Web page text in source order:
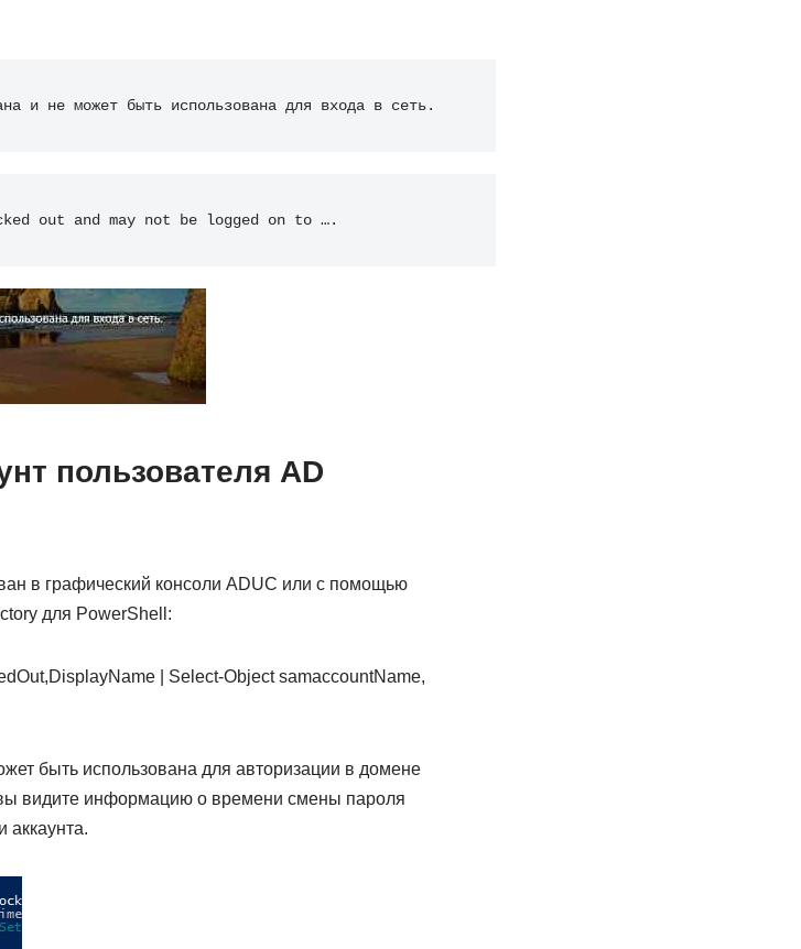
и не может быть использована для входа в сеть.
out and may not be logged on to ….
пользователя AD
в графический консоли ADUC или с помощью
для PowerShell:
| Select-Object samaccountName,
быть использована для авторизации в домене
видите информацию о времени смены пароля
аккаунта.